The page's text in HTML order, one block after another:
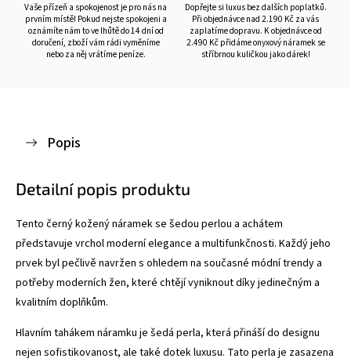
Vaše přízeň a spokojenost je pro nás na
prvním místě! Pokud nejste spokojeni a
oznámíte nám to ve lhůtě do 14 dní od
doručení, zboží vám rádi vyměníme
nebo za něj vrátíme peníze.
Dopřejte si luxus bez dalších poplatků.
Při objednávce nad 2.190 Kč za vás
zaplatíme dopravu. K objednávce od
2.490 Kč přidáme onyxový náramek se
stříbrnou kuličkou jako dárek!
Popis
Detailní popis produktu
Tento černý kožený náramek se šedou perlou a achátem
představuje vrchol moderní elegance a multifunkčnosti. Každý jeho
prvek byl pečlivě navržen s ohledem na současné módní trendy a
potřeby moderních žen, které chtějí vyniknout díky jedinečným a
kvalitním doplňkům.
Hlavním tahákem náramku je šedá perla, která přináší do designu
nejen sofistikovanost, ale také dotek luxusu. Tato perla je zasazena